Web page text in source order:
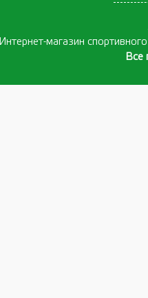
Интернет-магазин
Все